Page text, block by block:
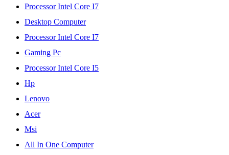
Processor Intel Core I7
Desktop Computer
Processor Intel Core I7
Gaming Pc
Processor Intel Core I5
Hp
Lenovo
Acer
Msi
All In One Computer